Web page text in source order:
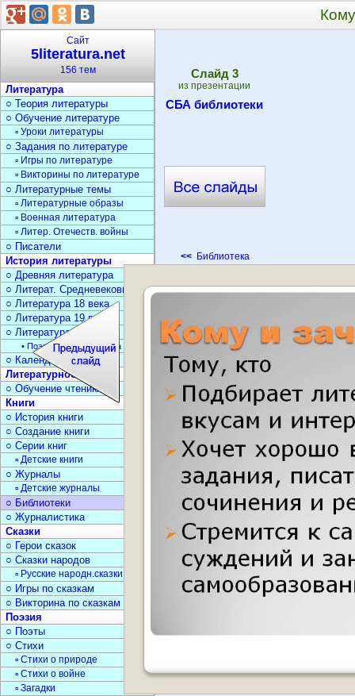
Cлайд 3
из презентации
СБА библиотеки
<< Библиотека
Сайт
5literatura.net
156 тем
Литература
○ Теория литературы
○ Обучение литературе
▫ Уроки литературы
○ Задания по литературе
▫ Игры по литературе
▫ Викторины по литературе
○ Литературные темы
▫ Литературные образы
▫ Военная литература
▫ Литер. Отечеств. войны
○ Писатели
История литературы
○ Древняя литература
○ Литерат. Средневековья
○ Литература 18 века
○ Литература 19 века
○ Литература 20 века
• Поэзия Серебрян. века
○ Календарь дат
Литературное чтение
○ Обучение чтению
Книги
○ История книги
○ Создание книги
○ Серии книг
▫ Детские книги
○ Журналы
▫ Детские журналы
○ Библиотеки
○ Журналистика
Сказки
○ Герои сказок
○ Сказки народов
▫ Русские народн.сказки
○ Игры по сказкам
○ Викторина по сказкам
Поэзия
○ Поэты
○ Стихи
▫ Стихи о природе
▫ Стихи о войне
▫ Загадки